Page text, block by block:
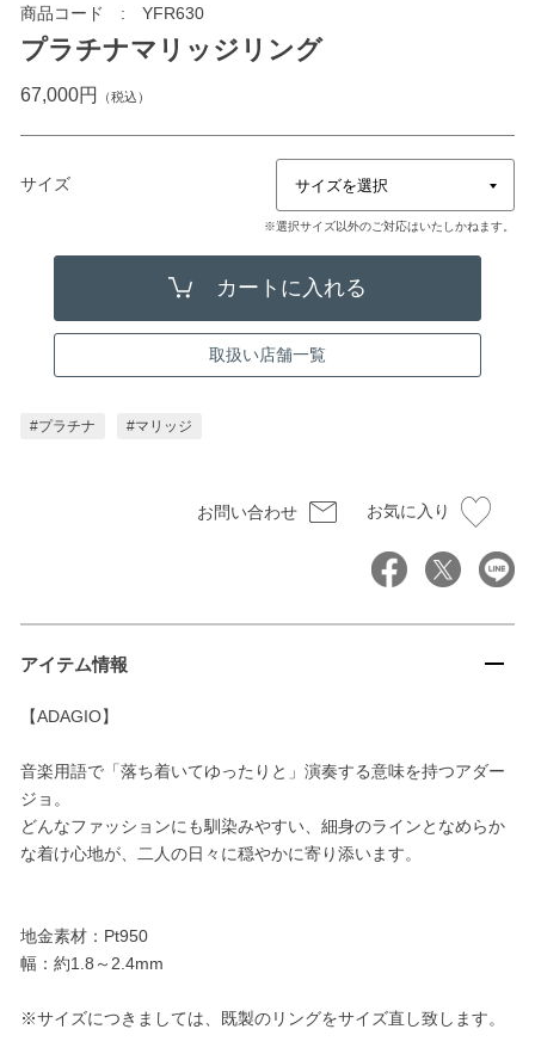
商品コード YFR630
プラチナマリッジリング
67,000円 （税込）
サイズ
※選択サイズ以外のご対応はいたしかねます。
取扱い店舗一覧
#プラチナ #マリッジ
お問い合わせ お気に入り
アイテム情報
【ADAGIO】
音楽用語で「落ち着いてゆったりと」演奏する意味を持つアダー
ジョ。
どんなファッションにも馴染みやすい、細身のラインとなめらか
な着け心地が、二人の日々に穏やかに寄り添います。
地金素材：Pt950
幅：約1.8～2.4mm
※サイズにつきましては、既製のリングをサイズ直し致します。